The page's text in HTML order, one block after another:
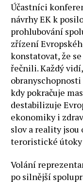
Účastníci
návrhy EK k
prohlubování
zřízení
konstatovat, že
řečnili. Každý
kdy pokračuje
destabilizuje
ekonomiky i
slov a reality jsou
teroristické útoky
Volání
po silnější